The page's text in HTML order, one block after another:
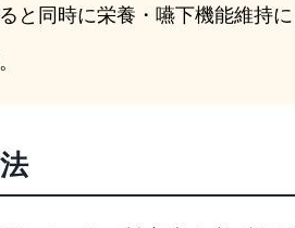
と同時に栄養・嚥下機能維持